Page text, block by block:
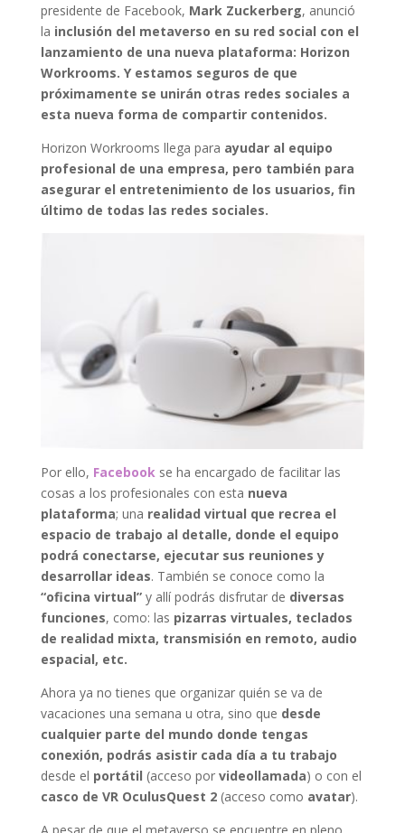
presidente de Facebook, Mark Zuckerberg, anunció
la inclusión del metaverso en su red social con el
lanzamiento de una nueva plataforma: Horizon
Workrooms. Y estamos seguros de que
próximamente se unirán otras redes sociales a
esta nueva forma de compartir contenidos.
Horizon Workrooms llega para ayudar al equipo
profesional de una empresa, pero también para
asegurar el entretenimiento de los usuarios, fin
último de todas las redes sociales.
Por ello, Facebook se ha encargado de facilitar las
cosas a los profesionales con esta nueva
plataforma; una realidad virtual que recrea el
espacio de trabajo al detalle, donde el equipo
podrá conectarse, ejecutar sus reuniones y
desarrollar ideas. También se conoce como la
“oficina virtual”y allí podrás disfrutar de diversas
funciones, como: las pizarras virtuales, teclados
de realidad mixta, transmisión en remoto, audio
espacial, etc.
Ahora ya no tienes que organizar quién se va de
vacaciones una semana u otra, sino que desde
cualquier parte del mundo donde tengas
conexión, podrás asistir cada día a tu trabajo
desde el portátil (acceso por videollamada) o con el
casco de VR OculusQuest 2(acceso como avatar).